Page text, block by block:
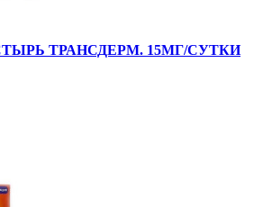
ТРАНСДЕРМ. 15МГ/СУТКИ